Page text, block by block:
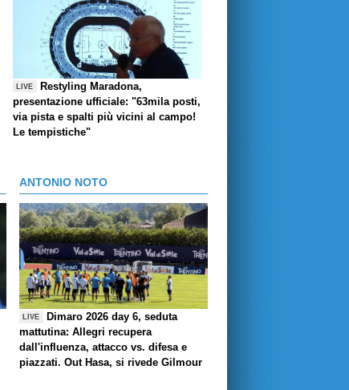
LIVE
Restyling Maradona,
presentazione ufficiale: "63mila posti,
via pista e spalti più vicini al campo!
Le tempistiche"
ANTONIO NOTO
LIVE
Dimaro 2026 day 6, seduta
mattutina: Allegri recupera
dall'influenza, attacco vs. difesa e
piazzati. Out Hasa, si rivede Gilmour